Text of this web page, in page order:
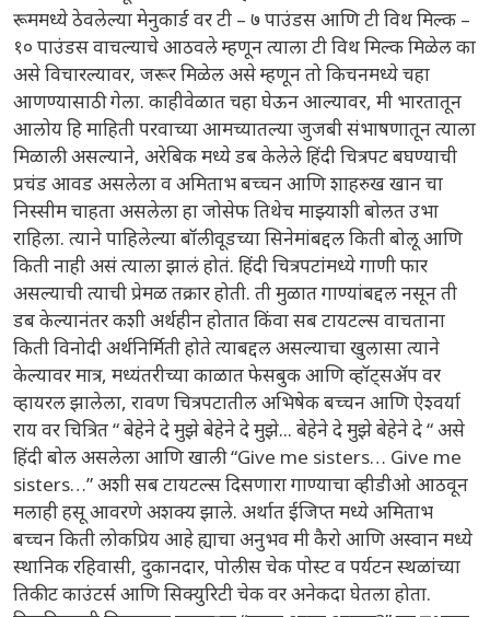
रूममध्ये ठेवलेल्या मेनुकार्ड वर टी – ७ पाउंडस आणि टी विथ मिल्क –
१० पाउंडस वाचल्याचे आठवले म्हणून त्याला टी विथ मिल्क मिळेल का
असे विचारल्यावर, जरूर मिळेल असे म्हणून तो किचनमध्ये चहा
आणण्यासाठी गेला. काहीवेळात चहा घेऊन आल्यावर, मी भारतातून
आलोय हि माहिती परवाच्या आमच्यातल्या जुजबी संभाषणातून त्याला
मिळाली असल्याने, अरेबिक मध्ये डब केलेले हिंदी चित्रपट बघण्याची
प्रचंड आवड असलेला व अमिताभ बच्चन आणि शाहरुख खान चा
निस्सीम चाहता असलेला हा जोसेफ तिथेच माझ्याशी बोलत उभा
राहिला. त्याने पाहिलेल्या बॉलीवूडच्या सिनेमांबद्दल किती बोलू आणि
किती नाही असं त्याला झालं होतं. हिंदी चित्रपटांमध्ये गाणी फार
असल्याची त्याची प्रेमळ तक्रार होती. ती मुळात गाण्यांबद्दल नसून ती
डब केल्यानंतर कशी अर्थहीन होतात किंवा सब टायटल्स वाचताना
किती विनोदी अर्थनिर्मिती होते त्याबद्दल असल्याचा खुलासा त्याने
केल्यावर मात्र, मध्यंतरीच्या काळात फेसबुक आणि व्हॉट्सॲप वर
व्हायरल झालेला, रावण चित्रपटातील अभिषेक बच्चन आणि ऐश्वर्या
राय वर चित्रित “ बेहेने दे मुझे बेहेने दे मुझे... बेहेने दे मुझे बेहेने दे “ असे
हिंदी बोल असलेला आणि खाली “Give me sisters… Give me
sisters…” अशी सब टायटल्स दिसणारा गाण्याचा व्हीडीओ आठवून
मलाही हसू आवरणे अशक्य झाले. अर्थात ईजिप्त मध्ये अमिताभ
बच्चन किती लोकप्रिय आहे ह्याचा अनुभव मी कैरो आणि अस्वान मध्ये
स्थानिक रहिवासी, दुकानदार, पोलीस चेक पोस्ट व पर्यटन स्थळांच्या
तिकीट काउंटर्स आणि सिक्युरिटी चेक वर अनेकदा घेतला होता.